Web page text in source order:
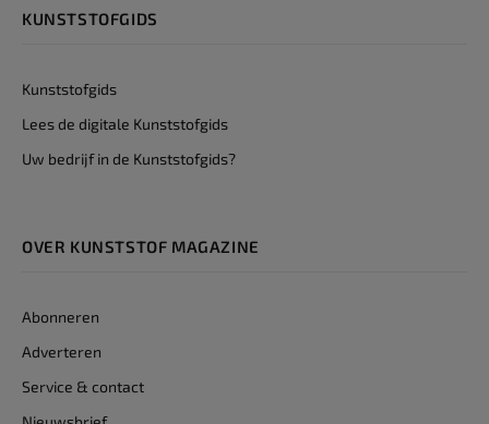
KUNSTSTOFGIDS
Kunststofgids
Lees de digitale Kunststofgids
Uw bedrijf in de Kunststofgids?
OVER KUNSTSTOF MAGAZINE
Abonneren
Adverteren
Service & contact